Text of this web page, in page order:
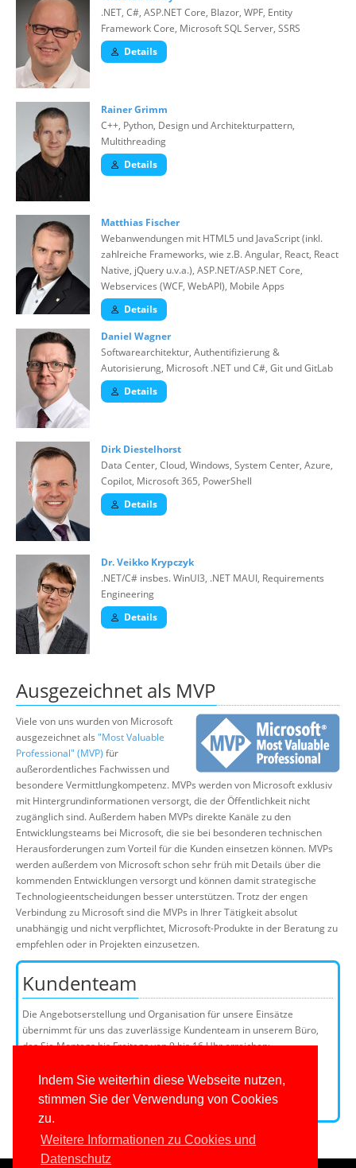
Indem Sie weiterhin diese Webseite nutzen,
stimmen Sie der Verwendung von Cookies
zu.
Weitere Informationen zu Cookies und
Datenschutz
.NET, C#, ASP.NET Core, Blazor, WPF, Entity
Framework Core, Microsoft SQL Server, SSRS
Details
Rainer Grimm
C++, Python, Design und Architekturpattern,
Multithreading
Details
Matthias Fischer
Webanwendungen mit HTML5 und JavaScript (inkl.
zahlreiche Frameworks, wie z.B. Angular, React, React
Native, jQuery u.v.a.), ASP.NET/ASP.NET Core,
Webservices (WCF, WebAPI), Mobile Apps
Details
Daniel Wagner
Softwarearchitektur, Authentifizierung &
Autorisierung, Microsoft .NET und C#, Git und GitLab
Details
Dirk Diestelhorst
Data Center, Cloud, Windows, System Center, Azure,
Copilot, Microsoft 365, PowerShell
Details
Dr. Veikko Krypczyk
.NET/C# insbes. WinUI3, .NET MAUI, Requirements
Engineering
Details
Ausgezeichnet als MVP
Viele von uns wurden von Microsoft
ausgezeichnet als "Most Valuable
Professional" (MVP) für
außerordentliches Fachwissen und
besondere Vermittlungkompetenz. MVPs werden von Microsoft exklusiv
mit Hintergrundinformationen versorgt, die der Öffentlichkeit nicht
zugänglich sind. Außerdem haben MVPs direkte Kanäle zu den
Entwicklungsteams bei Microsoft, die sie bei besonderen technischen
Herausforderungen zum Vorteil für die Kunden einsetzen können. MVPs
werden außerdem von Microsoft schon sehr früh mit Details über die
kommenden Entwicklungen versorgt und können damit strategische
Technologieentscheidungen besser unterstützen. Trotz der engen
Verbindung zu Microsoft sind die MVPs in Ihrer Tätigkeit absolut
unabhängig und nicht verpflichtet, Microsoft-Produkte in der Beratung zu
empfehlen oder in Projekten einzusetzen.
Kundenteam
Die Angebotserstellung und Organisation für unsere Einsätze
übernimmt für uns das zuverlässige Kundenteam in unserem Büro,
das Sie Montags bis Freitags von 9 bis 16 Uhr erreichen:
E-Mail:
Kundenteammitglieder